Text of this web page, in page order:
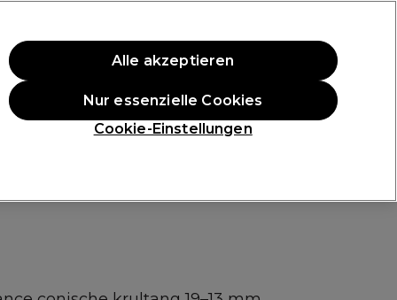
Anmelden
Die Professional Preise Vegane Produkte
Gratis Lieferung ab 40 €
Cookie-Einstellungen
Nur essenzielle Cookies
Alle akzeptieren